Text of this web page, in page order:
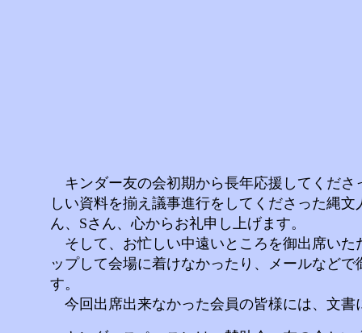
キンダー友の会初期から長年応援してくださ
しい資料を揃え議事進行をしてくださった縄
ん、Sさん、心からお礼申し上げます。
そして、お忙しい中遠いところを御出席いた
ップして会場に着けなかったり、メールなど
す。
今回出席出来なかった会員の皆様には、文書